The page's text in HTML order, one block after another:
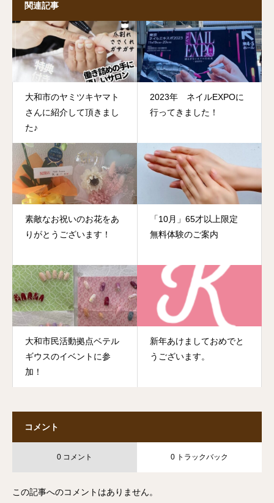
関連記事
大和市のヤミツキヤマト
さんに紹介して頂きまし
た♪
2023年 ネイルEXPOに
行ってきました！
素敵なお祝いのお花をあ
りがとうございます！
「10月」65才以上限定
無料体験のご案内
大和市民活動拠点ベテル
ギウスのイベントに参
加！
新年あけましておめでと
うございます。
コメント
0 コメント 0 トラックバック
この記事へのコメントはありません。